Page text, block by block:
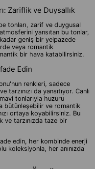
Zariflik ve Duysallık
tonları, zarif ve duygusal
yansıtan bu tonlar,
geniş bir yelpazede
veya romantik
bir hava katabilirsiniz.
Edin
renkleri, sadece
da yansıtıyor. Canlı
tonlarıyla huzuru
bütünleşebilir ve romantik
ortaya koyabilirsiniz. Bu
ve tarzınızda taze bir
edin, her kombinde enerji
koleksiyonla, her anınızda